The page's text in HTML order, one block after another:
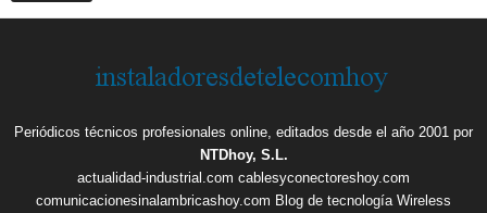
Periódicos técnicos profesionales online, editados desde el año 2001 por
NTDhoy, S.L.
actualidad-industrial.com cablesyconectoreshoy.com
comunicacionesinalambricashoy.com Blog de tecnología Wireless